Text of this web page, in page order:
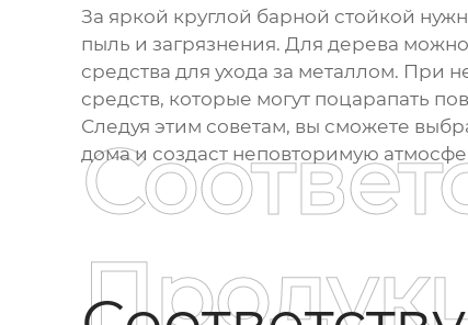
За яркой круглой барной стойкой
пыль и загрязнения. Для дерева
средства для ухода за металлом. При
средств, которые могут поцарапать
Следуя этим советам, вы сможете
дома и создаст неповторимую